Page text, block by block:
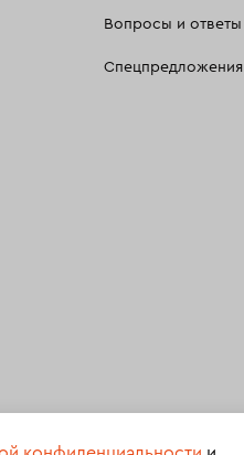
Вопросы и ответы
Спецпредложения